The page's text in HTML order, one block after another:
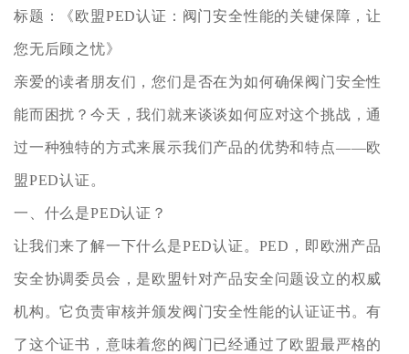
标题：《欧盟PED认证：阀门安全性能的关键保障，让
您无后顾之忧》
亲爱的读者朋友们，您们是否在为如何确保阀门安全性
能而困扰？今天，我们就来谈谈如何应对这个挑战，通
过一种独特的方式来展示我们产品的优势和特点——欧
盟PED认证。
一、什么是PED认证？
让我们来了解一下什么是PED认证。PED，即欧洲产品
安全协调委员会，是欧盟针对产品安全问题设立的权威
机构。它负责审核并颁发阀门安全性能的认证证书。有
了这个证书，意味着您的阀门已经通过了欧盟最严格的